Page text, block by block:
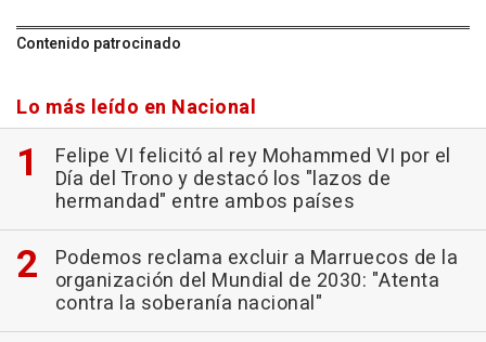
Contenido patrocinado
Lo más leído en Nacional
Felipe VI felicitó al rey Mohammed VI por el
Día del Trono y destacó los "lazos de
hermandad" entre ambos países
Podemos reclama excluir a Marruecos de la
organización del Mundial de 2030: "Atenta
contra la soberanía nacional"